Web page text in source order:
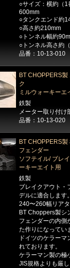
○サイズ：横約（
600mm
○タンクエンド約
○高さ約210mm
○トンネル幅約
○トンネル高さ約
品番：10-13-010
BT CHOPPERS
ク
ミルウォーキーエ
鉄製
メーター取り付け
品番：10-13-020
BT CHOPPERS
フェンダー
ソフテイル/ ブレ
ーキーエイト用
鉄製
ブレイクアウト・
デルに適合します
240〜260幅リア
BT Choppers製シ
フェンダーの内側
た作りになってい
ドイツのケラー
れております。
ケラーマン製の極
JIS規格よりも厳